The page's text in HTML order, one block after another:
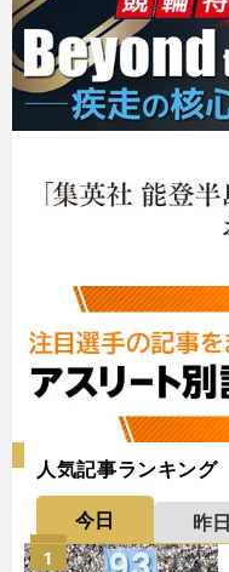
人気記事ランキング
今日 昨日
1